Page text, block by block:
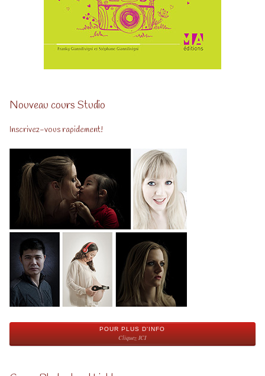
Nouveau cours Studio
Inscrivez-vous rapidement!
POUR PLUS D'INFO
Cliquez ICI